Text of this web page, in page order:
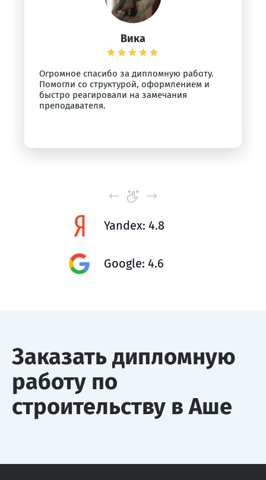
Вика
Огромное спасибо за дипломную работу.
Помогли со структурой, оформлением и
быстро реагировали на замечания
преподавателя.
Yandex: 4.8
Google: 4.6
Заказать дипломную
работу по
строительству в Аше